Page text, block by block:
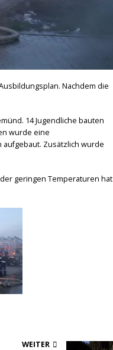
Nachdem die
14 Jugendliche bauten
wurde eine
Zusätzlich wurde
geringen Temperaturen hat
WEITER